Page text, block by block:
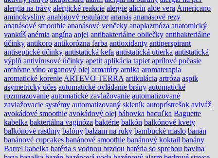
alergia na trávy alergické reakcie alergie alicín aloe vera Americano
aminokysliny analógový regulátor ananás ananásové rezy
ananásové smoothie ananásové venčeky anaplazmóza anatomický
vankúš anémia angína anjel antibakteriálne obliečky antibakteriálne
účinky antikoro antikorózna farba antioxidanty antiperspirant
antiseptické účinky antistatická kefa antistatická utierka antistatická
výplň antivírusové účinky apetít aplikácia tapiet aprílové počasie
archívne víno arganový olej armatúry arnika aromaterapia
aromatické korenie ARTEVO TERRA artikulácia artróza aspik
asymetrický účes automatické ovládanie brány automatické
rozmrazovanie automatické zavlažovanie automatizované
zavlažovacie systémy automatizovaný skleník autoprístrešok aviváž
avokádové smoothie avokádový olej bábovka bacuľka Baguette
kabelka bakteriálna vaginóza baktérie balkón balkónové kvety
balkónové rastliny balóny balzam na ruky bambucké maslo banán
banánové cupcakes banánové smoothie banánový koktail banány
Barrel kabelka batéria s vodnou brzdou batéria so sprchou bavlna